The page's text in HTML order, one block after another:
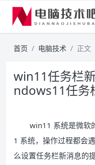
首页 电脑技术 正文
win11任务栏
ndows11任务
win11 系统是微软
1 系统，操作过程都会
么设置任务栏新消息的